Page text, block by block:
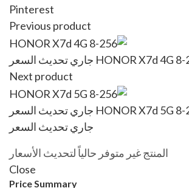
Pinterest
Previous product
HONOR X7d 4G 8- جاري تحديث السعر
Next product
HONOR X7d 5G 8- جاري تحديث السعر
جاري تحديث السعر
المنتج غير متوفر حالياً لتحديث الأسعار
Close
Price Summary